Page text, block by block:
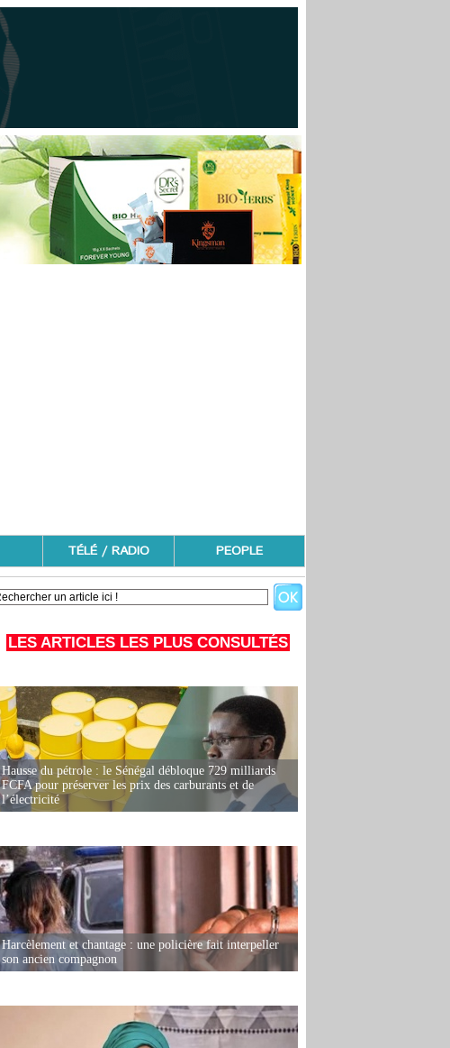
TÉLÉ / RADIO PEOPLE
LES ARTICLES LES PLUS CONSULTÉS
Hausse du pétrole : le Sénégal débloque 729 milliards
FCFA pour préserver les prix des carburants et de
l’électricité
Harcèlement et chantage : une policière fait interpeller
son ancien compagnon